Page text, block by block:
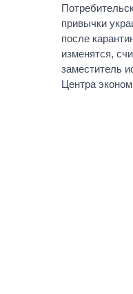
привычки
после
изменятся,
заместитель
Центра